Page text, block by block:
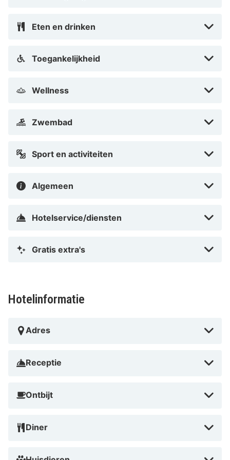
Eten en drinken
Toegankelijkheid
Wellness
Zwembad
Sport en activiteiten
Algemeen
Hotelservice/diensten
Gratis extra's
Hotelinformatie
Adres
Receptie
Ontbijt
Diner